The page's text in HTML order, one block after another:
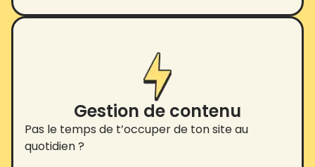
Gestion de contenu
Pas le temps de t’occuper de ton site au
quotidien ?